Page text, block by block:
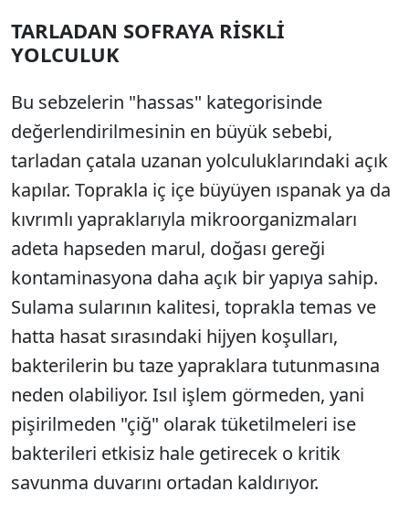
TARLADAN SOFRAYA RİSKLİ
YOLCULUK
Bu sebzelerin "hassas" kategorisinde
değerlendirilmesinin en büyük sebebi,
tarladan çatala uzanan yolculuklarındaki açık
kapılar. Toprakla iç içe büyüyen ıspanak ya da
kıvrımlı yapraklarıyla mikroorganizmaları
adeta hapseden marul, doğası gereği
kontaminasyona daha açık bir yapıya sahip.
Sulama sularının kalitesi, toprakla temas ve
hatta hasat sırasındaki hijyen koşulları,
bakterilerin bu taze yapraklara tutunmasına
neden olabiliyor. Isıl işlem görmeden, yani
pişirilmeden "çiğ" olarak tüketilmeleri ise
bakterileri etkisiz hale getirecek o kritik
savunma duvarını ortadan kaldırıyor.